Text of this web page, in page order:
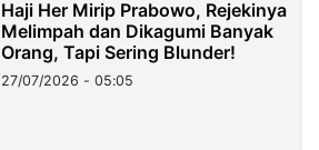
Haji Her Mirip Prabowo, Rejekinya
Melimpah dan Dikagumi Banyak
Orang, Tapi Sering Blunder!
27/07/2026 - 05:05